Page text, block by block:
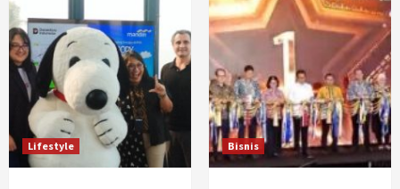
Lifestyle Bisnis